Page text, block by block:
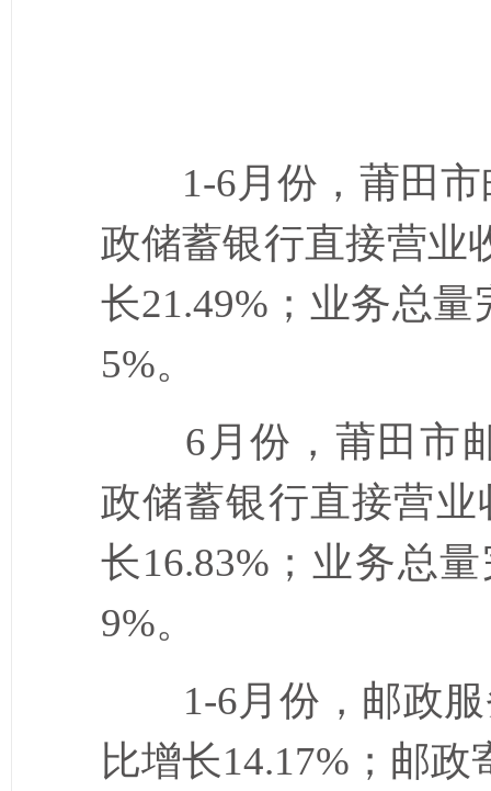
1-6月份，莆田
政储蓄银行直接营业
长21.49% ；业务总量
5%。
6 月份，莆田市
政储蓄银行直接营
长16.83% ；业务总
9%。
1-6月份，邮政
比增长14.17% ；邮